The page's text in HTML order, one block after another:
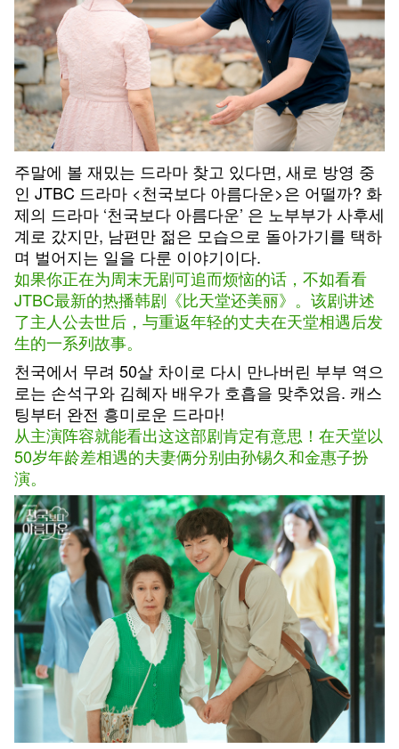
주말에 볼 재밌는 드라마 찾고 있다면, 새로 방영 중
인 JTBC 드라마 <천국보다 아름다운>은 어떨까? 화
제의 드라마 ‘천국보다 아름다운’ 은 노부부가 사후세
계로 갔지만, 남편만 젊은 모습으로 돌아가기를 택하
며 벌어지는 일을 다룬 이야기이다.
如果你正在为周末无剧可追而烦恼的话，不如看看
JTBC最新的热播韩剧《比天堂还美丽》。该剧讲述
了主人公去世后，与重返年轻的丈夫在天堂相遇后发
生的一系列故事。
천국에서 무려 50살 차이로 다시 만나버린 부부 역으
로는 손석구와 김혜자 배우가 호흡을 맞추었음. 캐스
팅부터 완전 흥미로운 드라마!
从主演阵容就能看出这这部剧肯定有意思！​在天堂以
50岁年龄差相遇的夫妻俩分别由孙锡久和金惠子扮
演。